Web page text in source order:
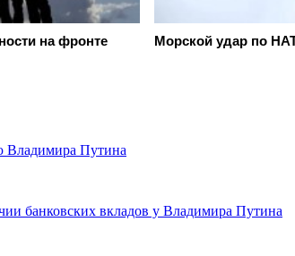
на фронте Морской удар по
Владимира Путина
банковских вкладов у Владимира Путина